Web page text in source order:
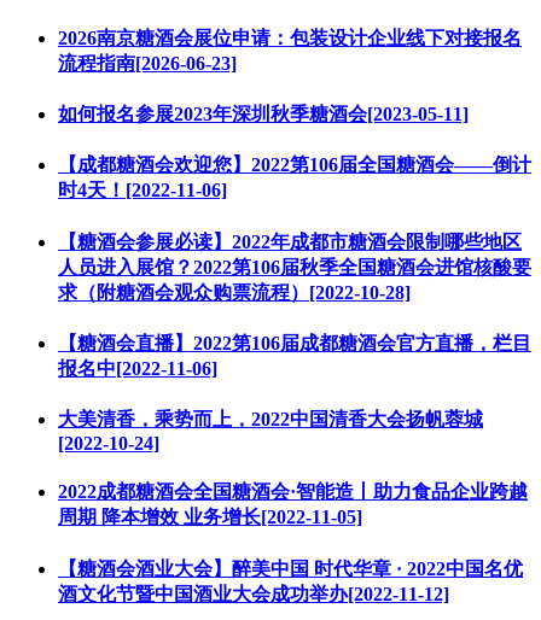
2026南京糖酒会展位申请：包装设计企业线下对接报名
流程指南[2026-06-23]
如何报名参展2023年深圳秋季糖酒会[2023-05-11]
【成都糖酒会欢迎您】2022第106届全国糖酒会——倒计
时4天！[2022-11-06]
【糖酒会参展必读】2022年成都市糖酒会限制哪些地区
人员进入展馆？2022第106届秋季全国糖酒会进馆核酸要
求（附糖酒会观众购票流程）[2022-10-28]
【糖酒会直播】2022第106届成都糖酒会官方直播，栏目
报名中[2022-11-06]
大美清香，乘势而上，2022中国清香大会扬帆蓉城
[2022-10-24]
2022成都糖酒会全国糖酒会·智能造丨助力食品企业跨越
周期 降本增效 业务增长[2022-11-05]
【糖酒会酒业大会】醉美中国 时代华章 · 2022中国名优
酒文化节暨中国酒业大会成功举办[2022-11-12]